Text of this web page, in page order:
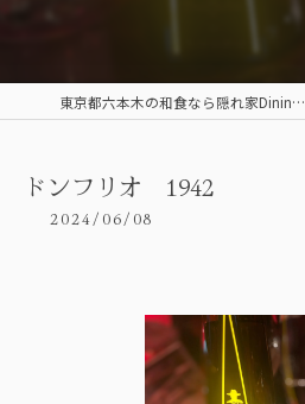
東京都六本木の和食なら隠れ家Dining&Bar Gochi
ドンフリオ 1942
2024/06/08